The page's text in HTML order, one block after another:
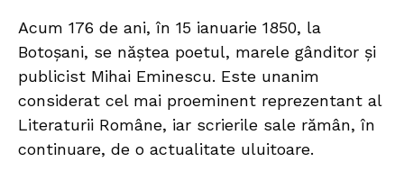
Acum 176 de ani, în 15 ianuarie 1850, la
Botoșani, se năștea poetul, marele gânditor și
publicist Mihai Eminescu. Este unanim
considerat cel mai proeminent reprezentant al
Literaturii Române, iar scrierile sale rămân, în
continuare, de o actualitate uluitoare.